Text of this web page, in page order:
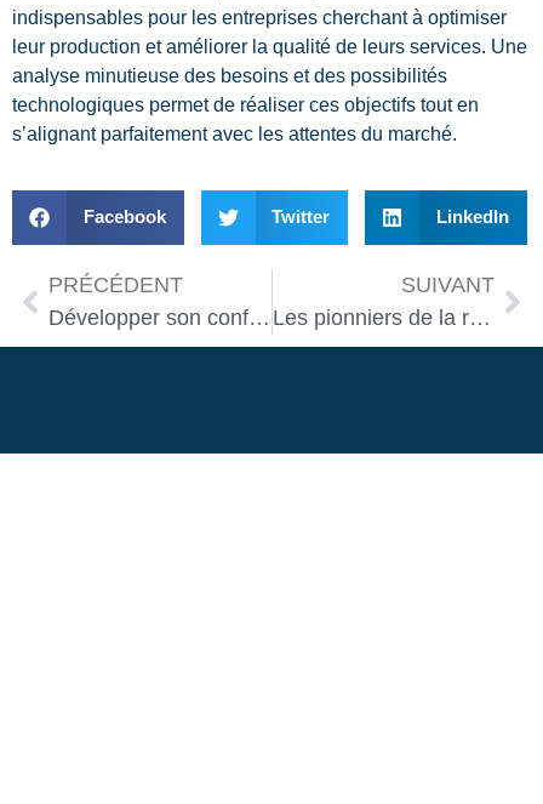
indispensables pour les entreprises cherchant à optimiser
leur production et améliorer la qualité de leurs services. Une
analyse minutieuse des besoins et des possibilités
technologiques permet de réaliser ces objectifs tout en
s’alignant parfaitement avec les attentes du marché.
Facebook Twitter LinkedIn
PRÉCÉDENT
Développer son confort de vie avec un robot
SUIVANT
Les pionniers de la robotique humanoïde : qui sont-ils ?